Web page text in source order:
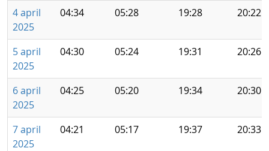
4 april
2025
04:34 05:28 19:28 20:22
5 april
2025
04:30 05:24 19:31 20:26
6 april
2025
04:25 05:20 19:34 20:30
7 april
2025
04:21 05:17 19:37 20:33